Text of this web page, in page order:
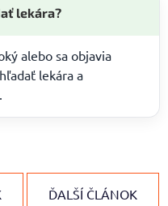
lekára?
alebo sa objavia
lekára a
ĎALŠÍ ČLÁNOK